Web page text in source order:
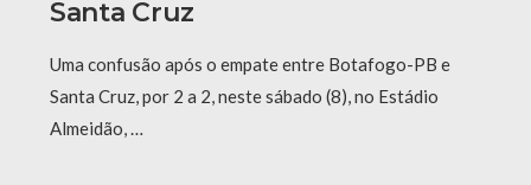
Santa Cruz
Uma confusão após o empate entre Botafogo-PB e
Santa Cruz, por 2 a 2, neste sábado (8), no Estádio
Almeidão, …